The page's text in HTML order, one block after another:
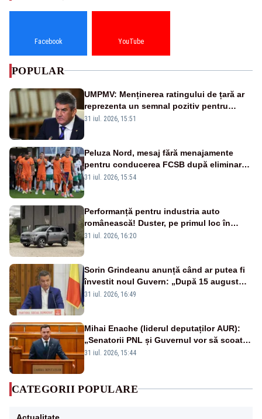
Facebook YouTube
POPULAR
UMPMV: Menținerea ratingului de țară ar
reprezenta un semnal pozitiv pentru
România. Autoritățile trebuie să continue
31 iul. 2026, 15:51
Peluza Nord, mesaj fără menajamente
pentru conducerea FCSB după eliminarea
rușinoasă din Conference League
31 iul. 2026, 15:54
Performanță pentru industria auto
românească! Duster, pe primul loc în
topul vânzărilor din Ucraina
31 iul. 2026, 16:20
Sorin Grindeanu anunță când ar putea fi
învestit noul Guvern: „După 15 august
sunt șanse mai mari”
31 iul. 2026, 16:49
Mihai Enache (liderul deputaților AUR):
„Senatorii PNL și Guvernul vor să scoată
la vânzare bunuri publice pentru a stinge
31 iul. 2026, 15:44
CATEGORII POPULARE
Actualitate